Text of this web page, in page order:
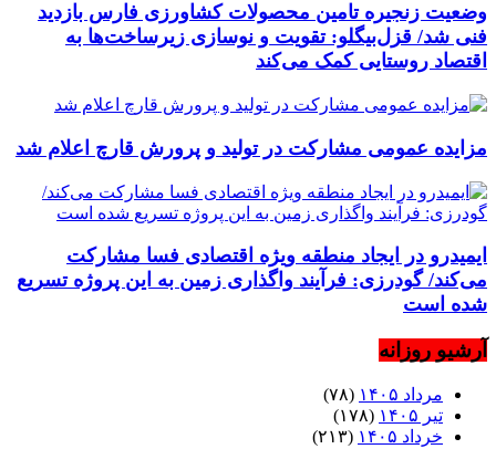
وضعیت زنجیره تامین محصولات کشاورزی فارس بازدید
فنی شد/ قزل‌بیگلو: تقویت و نوسازی زیرساخت‌ها به
اقتصاد روستایی کمک می‌کند
مزایده عمومی مشارکت در تولید و پرورش قارچ اعلام شد
ایمیدرو در ایجاد منطقه ویژه اقتصادی فسا مشارکت
می‌کند/ گودرزی: فرآیند واگذاری زمین به این پروژه تسریع
شده است
آرشیو روزانه
مرداد ۱۴۰۵
(۷۸)
تیر ۱۴۰۵
(۱۷۸)
خرداد ۱۴۰۵
(۲۱۳)